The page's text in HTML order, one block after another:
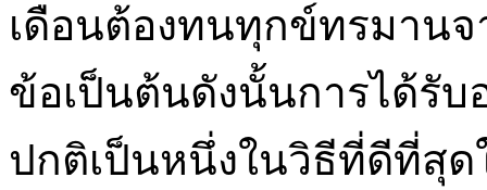
เดือนต้องทนทุกข์ทรมาน
ข้อเป็นต้นดังนั้นการได้รั
ปกติเป็นหนึ่งในวิธีที่ดีที่สุ